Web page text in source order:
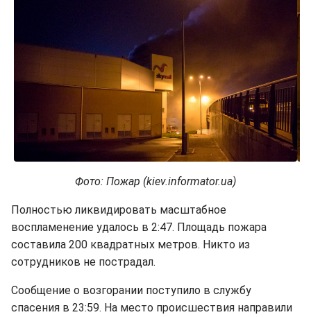
Фото: Пожар (kiev.informator.ua)
Полностью ликвидировать масштабное
воспламенение удалось в 2:47. Площадь пожара
составила 200 квадратных метров. Никто из
сотрудников не пострадал.
Сообщение о возгорании поступило в службу
спасения в 23:59. На место происшествия направили